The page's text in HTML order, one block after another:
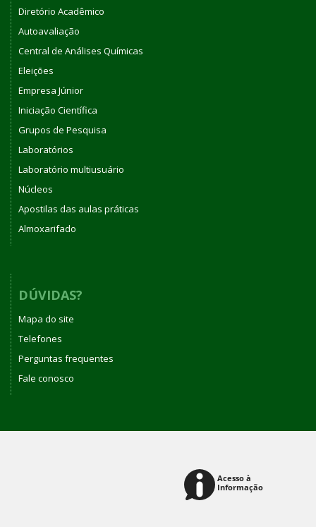
Diretório Acadêmico
Autoavaliação
Central de Análises Químicas
Eleições
Empresa Júnior
Iniciação Científica
Grupos de Pesquisa
Laboratórios
Laboratório multiusuário
Núcleos
Apostilas das aulas práticas
Almoxarifado
DÚVIDAS?
Mapa do site
Telefones
Perguntas frequentes
Fale conosco